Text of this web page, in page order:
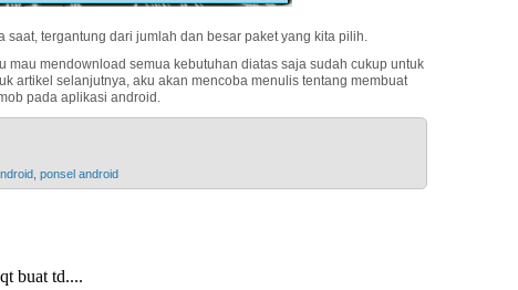
tergantung dari jumlah dan besar paket yang kita pilih.
mau mendownload semua kebutuhan diatas saja sudah cukup untuk
artikel selanjutnya, aku akan mencoba menulis tentang membuat
pada aplikasi android.
ponsel android